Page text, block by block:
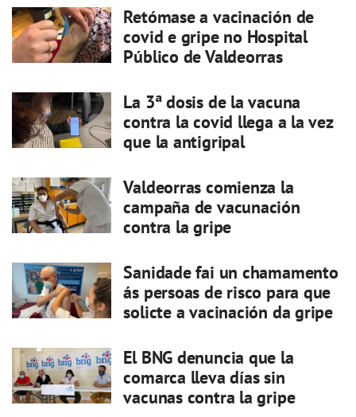
Retómase a vacinación de
covid e gripe no Hospital
Público de Valdeorras
La 3ª dosis de la vacuna
contra la covid llega a la vez
que la antigripal
Valdeorras comienza la
campaña de vacunación
contra la gripe
Sanidade fai un chamamento
ás persoas de risco para que
solicte a vacinación da gripe
El BNG denuncia que la
comarca lleva días sin
vacunas contra la gripe